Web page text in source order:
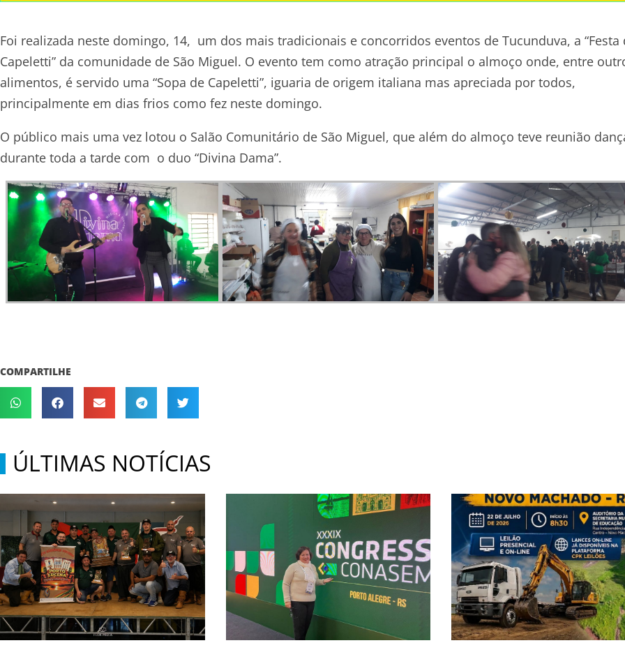
Foi realizada neste domingo, 14, um dos mais tradicionais e concorridos eventos de Tucunduva, a “Festa
Capeletti” da comunidade de São Miguel. O evento tem como atração principal o almoço onde, entre
alimentos, é servido uma “Sopa de Capeletti”, iguaria de origem italiana mas apreciada por todos,
principalmente em dias frios como fez neste domingo.
O público mais uma vez lotou o Salão Comunitário de São Miguel, que além do almoço teve reunião
durante toda a tarde com o duo “Divina Dama”.
COMPARTILHE
ÚLTIMAS NOTÍCIAS